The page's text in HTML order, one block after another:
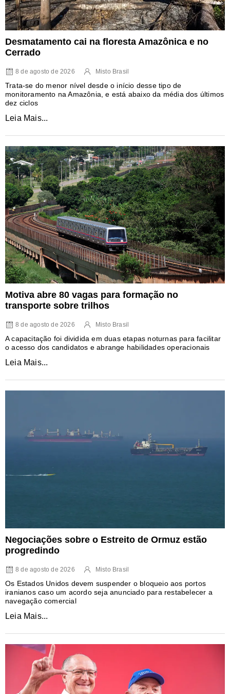
Desmatamento cai na floresta Amazônica e no
Cerrado
8 de agosto de 2026 Misto Brasil
Trata-se do menor nível desde o início desse tipo de
monitoramento na Amazônia, e está abaixo da média dos últimos
dez ciclos
Leia Mais...
Motiva abre 80 vagas para formação no
transporte sobre trilhos
8 de agosto de 2026 Misto Brasil
A capacitação foi dividida em duas etapas noturnas para facilitar
o acesso dos candidatos e abrange habilidades operacionais
Leia Mais...
Negociações sobre o Estreito de Ormuz estão
progredindo
8 de agosto de 2026 Misto Brasil
Os Estados Unidos devem suspender o bloqueio aos portos
iranianos caso um acordo seja anunciado para restabelecer a
navegação comercial
Leia Mais...